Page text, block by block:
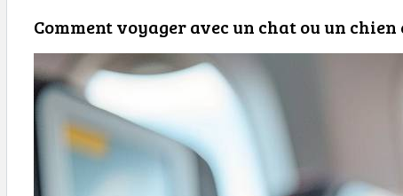
Comment voyager avec un chat ou un chien